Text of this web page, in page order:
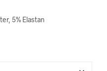
5% Elastan